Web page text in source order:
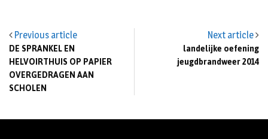
Previous article
DE SPRANKEL EN
HELVOIRTHUIS OP PAPIER
OVERGEDRAGEN AAN
SCHOLEN
Next article
landelijke oefening
jeugdbrandweer 2014